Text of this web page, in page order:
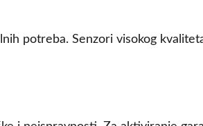
potreba. Senzori visokog